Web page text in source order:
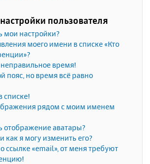
пользователя
мои настройки?
моего имени в списке «Кто
время!
пояс, но время всё равно
списке!
рядом с моим именем
отображение аватары?
как я могу изменить его?
ссылке «email», от меня требуют